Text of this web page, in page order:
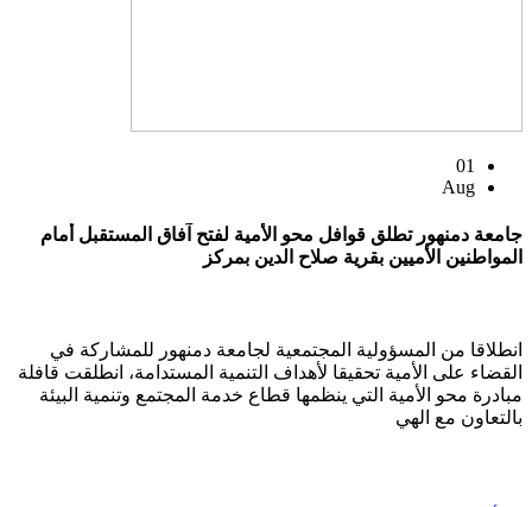
01
Aug
جامعة دمنهور تطلق قوافل محو الأمية لفتح آفاق المستقبل أمام
المواطنين الأميين بقرية صلاح الدين بمركز
انطلاقا من المسؤولية المجتمعية لجامعة دمنهور للمشاركة في
القضاء على الأمية تحقيقا لأهداف التنمية المستدامة، انطلقت قافلة
مبادرة محو الأمية التي ينظمها قطاع خدمة المجتمع وتنمية البيئة
بالتعاون مع الهي